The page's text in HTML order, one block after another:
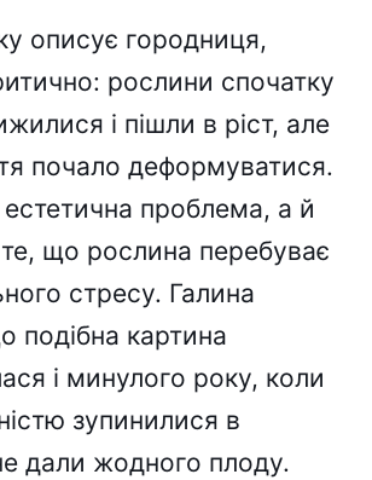
описує городниця,
рослини спочатку
і пішли в ріст, але
почало деформуватися.
проблема, а й
що рослина перебуває
стресу. Галина
подібна картина
і минулого року, коли
зупинилися в
дали жодного плоду.